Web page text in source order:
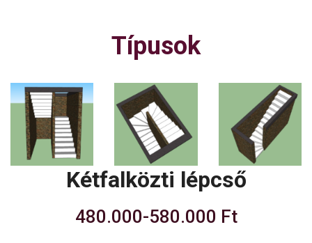
Típusok
Kétfalközti lépcső
480.000-580.000 Ft